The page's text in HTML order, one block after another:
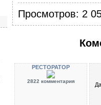
Просмотров: 2
PECTOPATOP
2822 комментария